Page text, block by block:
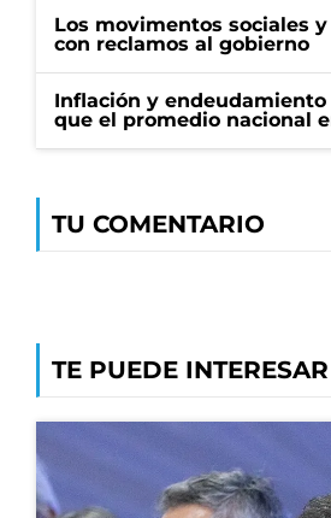
Los movimentos sociales
con reclamos al gobierno
Inflación y
que el promedio nacional
TU COMENTARIO
TE PUEDE INTERESAR